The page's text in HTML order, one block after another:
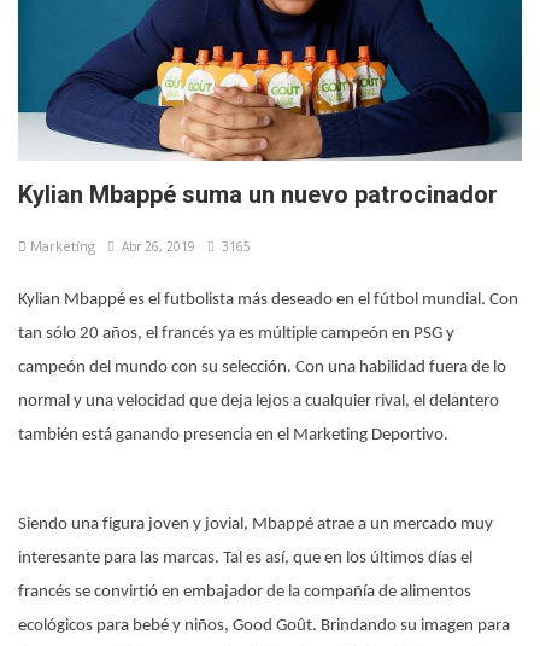
Kylian Mbappé suma un nuevo patrocinador
Marketíng Abr 26, 2019 3165
Kylian Mbappé es el futbolista más deseado en el fútbol mundial. Con
tan sólo 20 años, el francés ya es múltiple campeón en PSG y
campeón del mundo con su selección. Con una habilidad fuera de lo
normal y una velocidad que deja lejos a cualquier rival, el delantero
también está ganando presencia en el Marketing Deportivo.
Siendo una figura joven y jovial, Mbappé atrae a un mercado muy
interesante para las marcas. Tal es así, que en los últimos días el
francés se convirtió en embajador de la compañía de alimentos
ecológicos para bebé y niños, Good Goût. Brindando su imagen para